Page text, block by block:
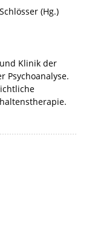
(Hg.)
Klinik der
Psychoanalyse.